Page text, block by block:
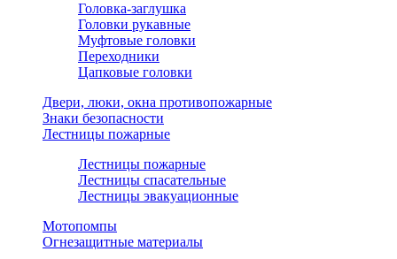
Головка-заглушка
Головки рукавные
Муфтовые головки
Переходники
Цапковые головки
Двери, люки, окна противопожарные
Знаки безопасности
Лестницы пожарные
Лестницы пожарные
Лестницы спасательные
Лестницы эвакуационные
Мотопомпы
Огнезащитные материалы